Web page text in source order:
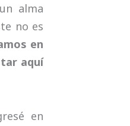
alma
no es
en
aquí
en